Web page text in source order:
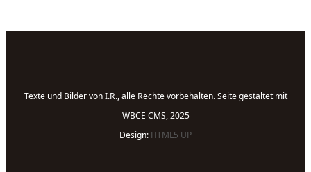
Texte und Bilder von I.R., alle Rechte vorbehalten. Seite gestaltet mit
WBCE CMS, 2025
Design: HTML5 UP